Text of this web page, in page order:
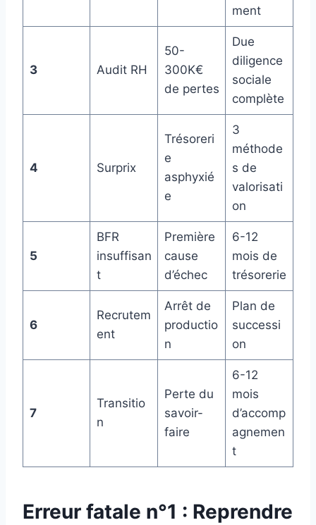
ment
3 Audit RH
50-
300K€
de pertes
Due
diligence
sociale
complète
4 Surprix
Trésoreri
e
asphyxié
e
3
méthode
s de
valorisati
on
5
BFR
insuffisan
t
Première
cause
d’échec
6-12
mois de
trésorerie
6
Recrutem
ent
Arrêt de
productio
n
Plan de
successi
on
7
Transitio
n
Perte du
savoir-
faire
6-12
mois
d’accomp
agnemen
t
Erreur fatale n°1 : Reprendre